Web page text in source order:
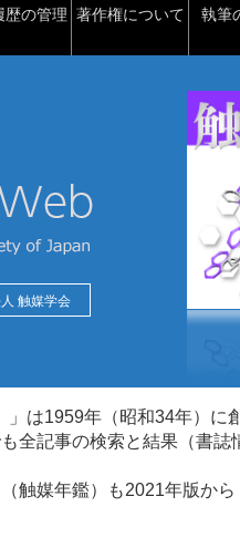
歴の管理 著作権について 執筆
触媒学会
」は1959年（昭和34年）に
全記事の検索と結果（書
触媒年鑑）も2021年版か